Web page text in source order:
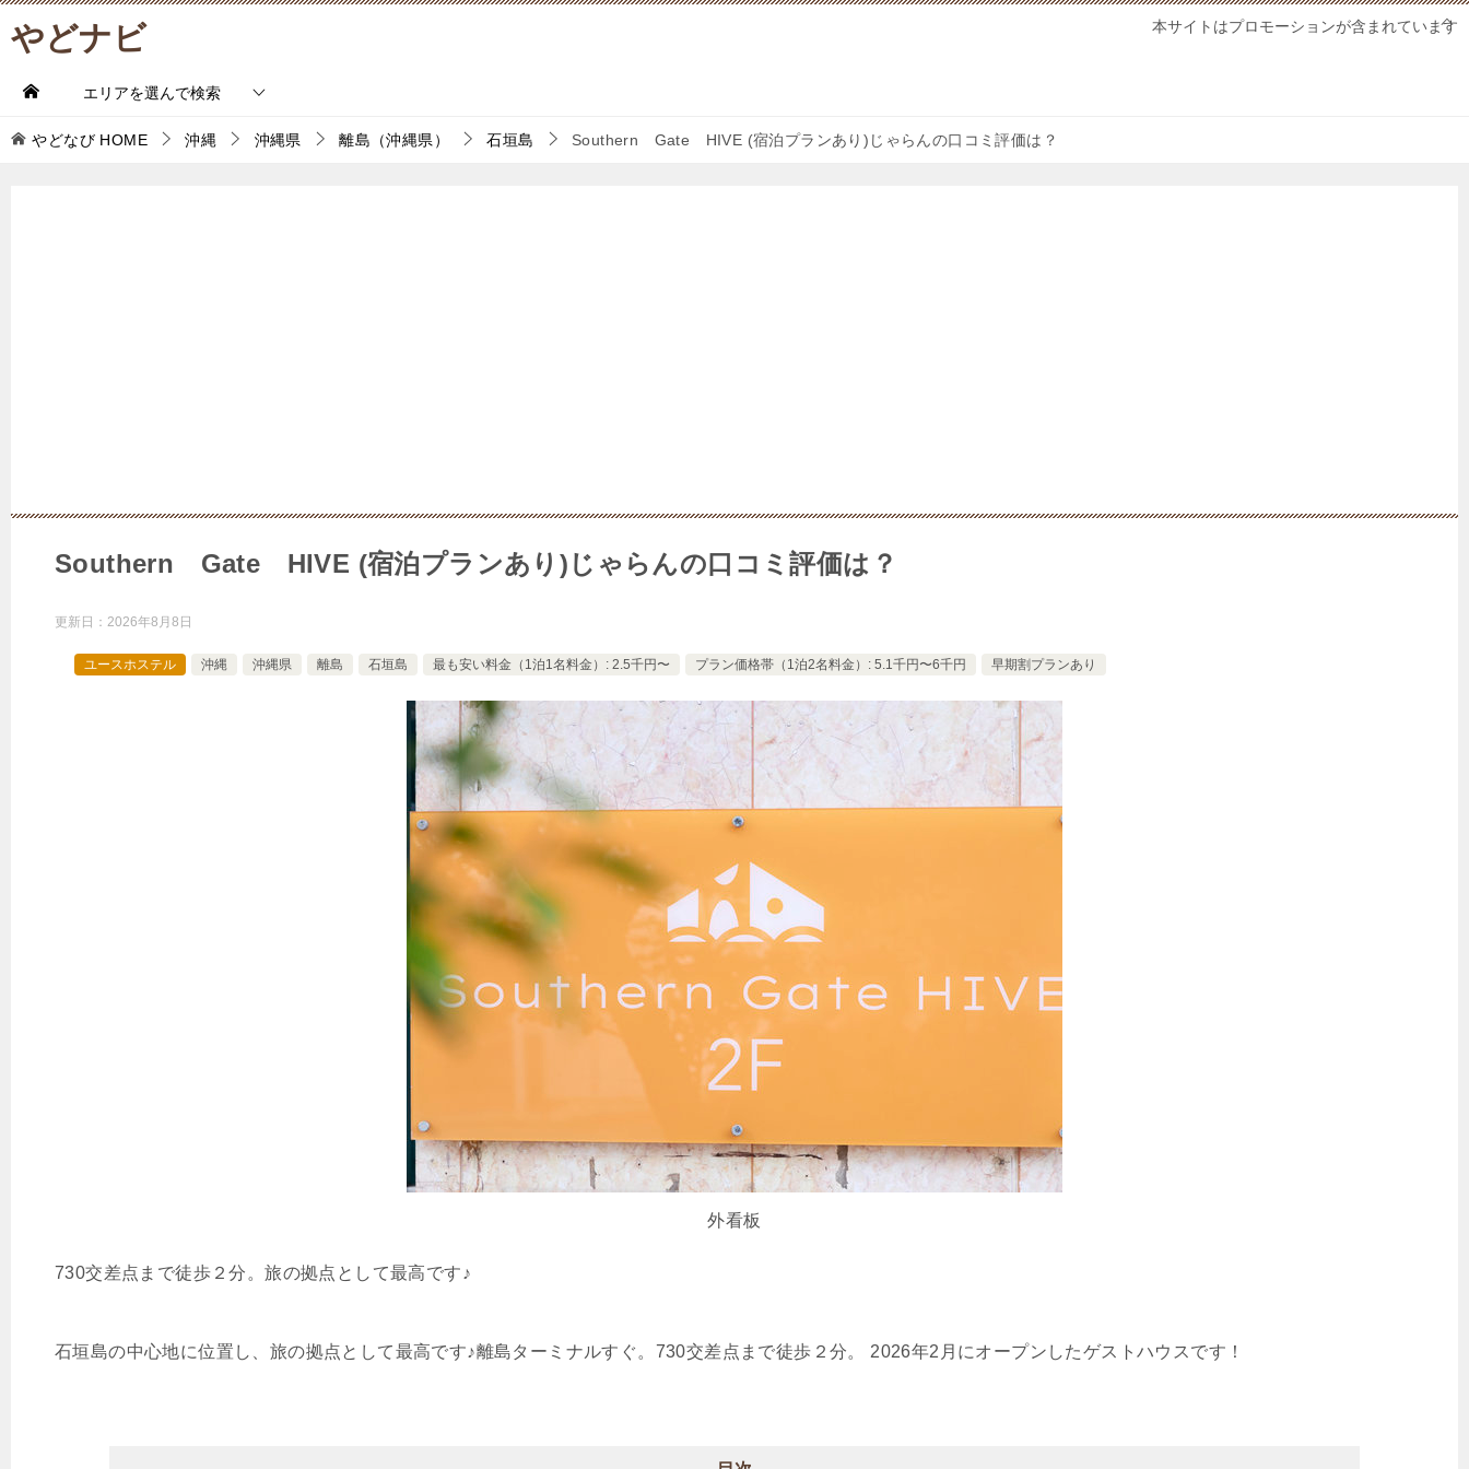
やどナビ 本サイトはプロモーションが含まれています
エリアを選んで検索
やどなび HOME 沖縄 沖縄県 離島（沖縄県） 石垣島 Southern Gate HIVE (宿泊プランあり)じゃらんの口コミ評価は？
Southern Gate HIVE (宿泊プランあり)じゃらんの口コミ評価は？
更新日： 2026年8月8日
ユースホステル 沖縄 沖縄県 離島 石垣島 最も安い料金（1泊1名料金）: 2.5千円〜 プラン価格帯（1泊2名料金）: 5.1千円〜6千円 早期割プランあり
外看板
730交差点まで徒歩２分。旅の拠点として最高です♪
石垣島の中心地に位置し、旅の拠点として最高です♪離島ターミナルすぐ。730交差点まで徒歩２分。 2026年2月にオープンしたゲストハウスです！